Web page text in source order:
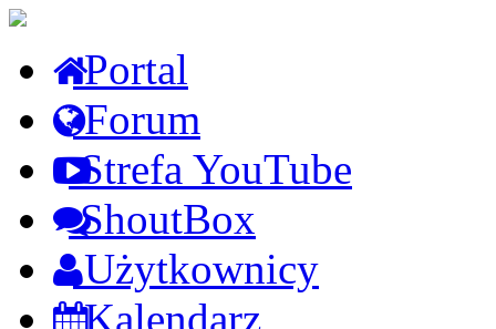
Portal
Forum
Strefa YouTube
ShoutBox
Użytkownicy
Kalendarz